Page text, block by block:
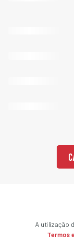
A utilização
Termos